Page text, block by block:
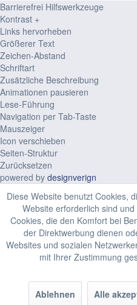
Diese Website benutzt Cookies,
Website erforderlich sind
Cookies, die den Komfort bei
der Direktwerbung dienen
Websites und sozialen
mit Ihrer Zustimmung
Ablehnen Alle
Barrierefrei Hilfswerkzeuge
Kontrast +
Links hervorheben
Größerer Text
Zeichen-Abstand
Schriftart
Zusätzliche Beschreibung
Animationen pausieren
Lese-Führung
Navigation per Tab-Taste
Mauszeiger
Icon verschieben
Seiten-Struktur
Zurücksetzen
powered by designverign